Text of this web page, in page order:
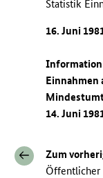
Statistik
16. Juni
Information
Einnahmen
14. Juni
Zum
Öffentlicher